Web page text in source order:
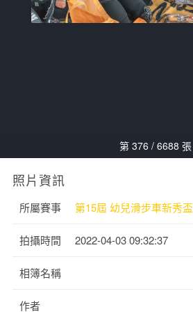
第 376 / 6688 張
照片資訊
所屬賽事 第15屆 幼兒滑步車新秀盃
拍攝時間 2022-04-03 09:32:37
相簿名稱
作者